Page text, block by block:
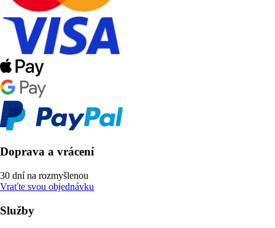
Doprava a vrácení
30 dní na rozmyšlenou
Vraťte svou objednávku
Služby